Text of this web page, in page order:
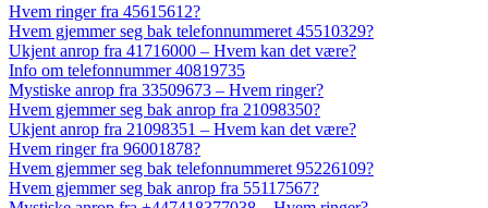
Hvem ringer fra 45615612?
Hvem gjemmer seg bak telefonnummeret 45510329?
Ukjent anrop fra 41716000 – Hvem kan det være?
Info om telefonnummer 40819735
Mystiske anrop fra 33509673 – Hvem ringer?
Hvem gjemmer seg bak anrop fra 21098350?
Ukjent anrop fra 21098351 – Hvem kan det være?
Hvem ringer fra 96001878?
Hvem gjemmer seg bak telefonnummeret 95226109?
Hvem gjemmer seg bak anrop fra 55117567?